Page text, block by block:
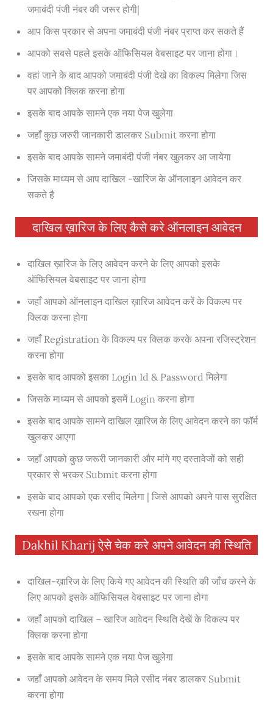
जमाबंदी पंजी नंबर की जरूर होगी|
आप किस प्रकार से अपना जमाबंदी पंजी नंबर प्राप्त कर सकते हैं
आपको सबसे पहले इसके ऑफिसियल वेबसाइट पर जाना होगा।
वहां जाने के बाद आपको जमाबंदी पंजी देखे का विकल्प मिलेगा जिस
पर आपको क्लिक करना होगा
इसके बाद आपके सामने एक नया पेज खुलेगा
जहाँ कुछ जरुरी जानकारी डालकर Submit करना होगा
इसके बाद आपके सामने जमाबंदी पंजी नंबर खुलकर आ जायेगा
जिसके माध्यम से आप दाखिल -खारिज के ऑनलाइन आवेदन कर
सकते है
दाखिल ख़ारिज के लिए कैसे करे ऑनलाइन आवेदन
दाखिल ख़ारिज के लिए आवेदन करने के लिए आपको इसके
ऑफिसियल वेबसाइट पर जाना होगा
जहाँ आपको ऑनलाइन दाखिल ख़ारिज आवेदन करें के विकल्प पर
क्लिक करना होगा
जहाँ Registration के विकल्प पर क्लिक करके अपना रजिस्ट्रेशन
करना होगा
इसके बाद आपको इसका Login Id & Password मिलेगा
जिसके माध्यम से आपको इसमें Login करना होगा
इसके बाद आपके सामने दाखिल ख़ारिज के लिए आवेदन करने का फॉर्म
खुलकर आएगा
जहाँ आपको कुछ जरूरी जानकारी और मांगे गए दस्तावेजों को सही
प्रकार से भरकर Submit करना होगा
इसके बाद आपको एक रसीद मिलेगा | जिसे आपको अपने पास सुरक्षित
रखना होगा
Dakhil Kharij ऐसे चेक करे अपने आवेदन की स्थिति
दाखिल-ख़ारिज के लिए किये गए आवेदन की स्थिति की जाँच करने के
लिए आपको इसके ऑफिसियल वेबसाइट पर जाना होगा
जहाँ आपको दाखिल – खारिज आवेदन स्थिति देखें के विकल्प पर
क्लिक करना होगा
इसके बाद आपके सामने एक नया पेज खुलेगा
जहाँ आपको आवेदन के समय मिले रसीद नंबर डालकर Submit
करना होगा